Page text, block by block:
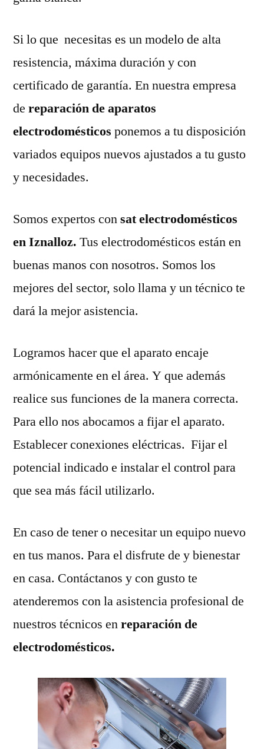
Si lo que necesitas es un modelo de alta
resistencia, máxima duración y con
certificado de garantía. En nuestra empresa
de reparación de aparatos
electrodomésticos ponemos a tu disposición
variados equipos nuevos ajustados a tu gusto
y necesidades.
Somos expertos consat electrodomésticos
en Iznalloz. Tus electrodomésticos están en
buenas manos con nosotros. Somos los
mejores del sector, solo llama y un técnico te
dará la mejor asistencia.
Logramos hacer que el aparato encaje
armónicamente en el área. Y que además
realice sus funciones de la manera correcta.
Para ello nos abocamos a fijar el aparato.
Establecer conexiones eléctricas. Fijar el
potencial indicado e instalar el control para
que sea más fácil utilizarlo.
En caso de tener o necesitar un equipo nuevo
en tus manos. Para el disfrute de y bienestar
en casa. Contáctanos y con gusto te
atenderemos con la asistencia profesional de
nuestros técnicos enreparación de
electrodomésticos.